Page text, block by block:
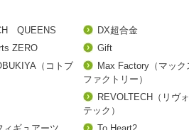
QUEENS
DX超合金
ZERO
Gift
（コトブ
Max Factory（マック
ファクトリー）
REVOLTECH（リヴ
テック）